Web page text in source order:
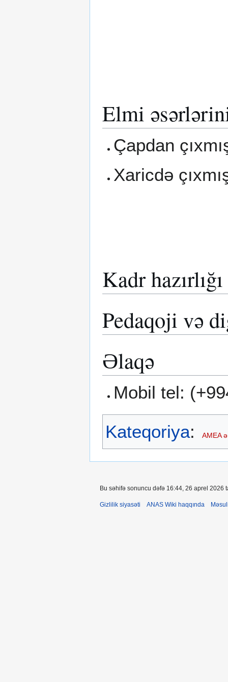
Elmi
Çapdan
Xaricdə
Kadr hazırlığı
Pedaqoji və
Əlaqə
Mobil tel:
Kateqoriya: AMEA
Bu səhifə sonuncu dəfə 16:44, 26 aprel 2026
Gizlilik siyasəti ANAS Wiki haqqında